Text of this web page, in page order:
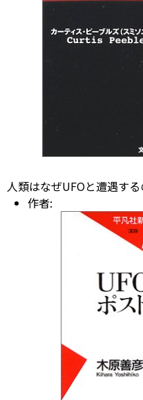
人類はなぜUFOと遭遇す
作者: